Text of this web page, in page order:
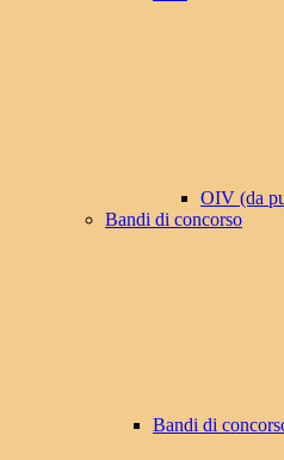
OIV (da
Bandi di concorso
Bandi di